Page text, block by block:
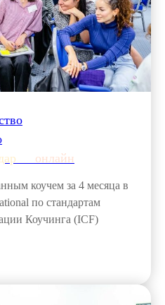
онлайн
коучем за 4 месяца в
по стандартам
Коучинга (ICF)